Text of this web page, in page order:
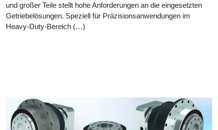
und großer Teile stellt hohe Anforderungen an die eingesetzten
Getriebelösungen. Speziell für Präzisionsanwendungen im
Heavy-Duty-Bereich (…)